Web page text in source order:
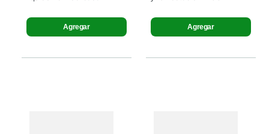
Agregar Agregar